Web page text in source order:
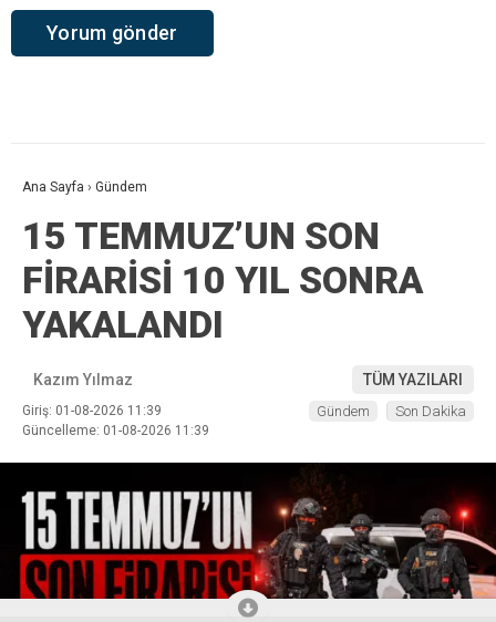
Ana Sayfa › Gündem
15 TEMMUZ’UN SON
FİRARİSİ 10 YIL SONRA
YAKALANDI
Kazım Yılmaz TÜM YAZILARI
Giriş: 01-08-2026 11:39
Güncelleme: 01-08-2026 11:39
Gündem Son Dakika